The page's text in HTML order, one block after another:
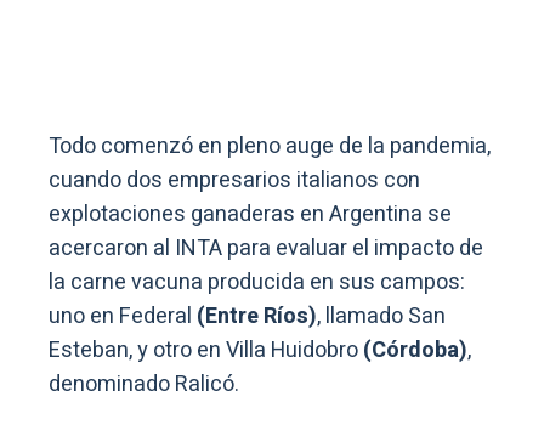
Todo comenzó en pleno auge de la pandemia,
cuando dos empresarios italianos con
explotaciones ganaderas en Argentina se
acercaron al INTA para evaluar el impacto de
la carne vacuna producida en sus campos:
uno en Federal (Entre Ríos), llamado San
Esteban, y otro en Villa Huidobro(Córdoba),
denominado Ralicó.